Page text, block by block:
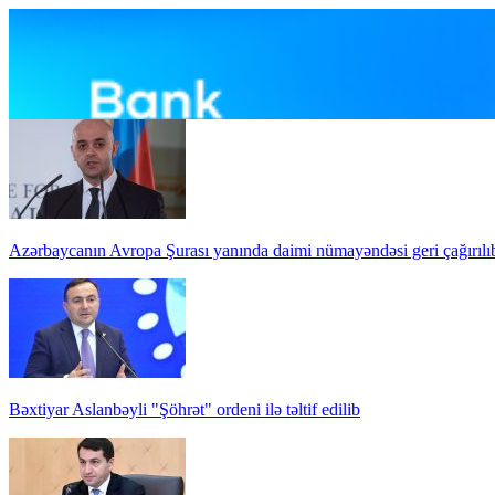
Azərbaycanın Avropa Şurası yanında daimi nümayəndəsi geri
Bəxtiyar Aslanbəyli "Şöhrət" ordeni ilə təltif edilib